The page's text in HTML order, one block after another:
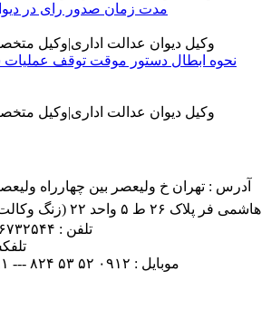
مدت زمان صدور رای در
نحوه ابطال دستور موقت توقف
آدرس : تهران خ ولیعصر بین چهارراه
هاشمی فر پلاک ۲۶ ط ۵ واحد ۲۲ (زنگ وکالت و دندانپزشکی)
تلفن : ۶۶۷۳۲۵۴۴ --
موبایل : ۰۹۱۲ ۵۲ ۵۳ ۸۲۴ --- ۰۹۹۱